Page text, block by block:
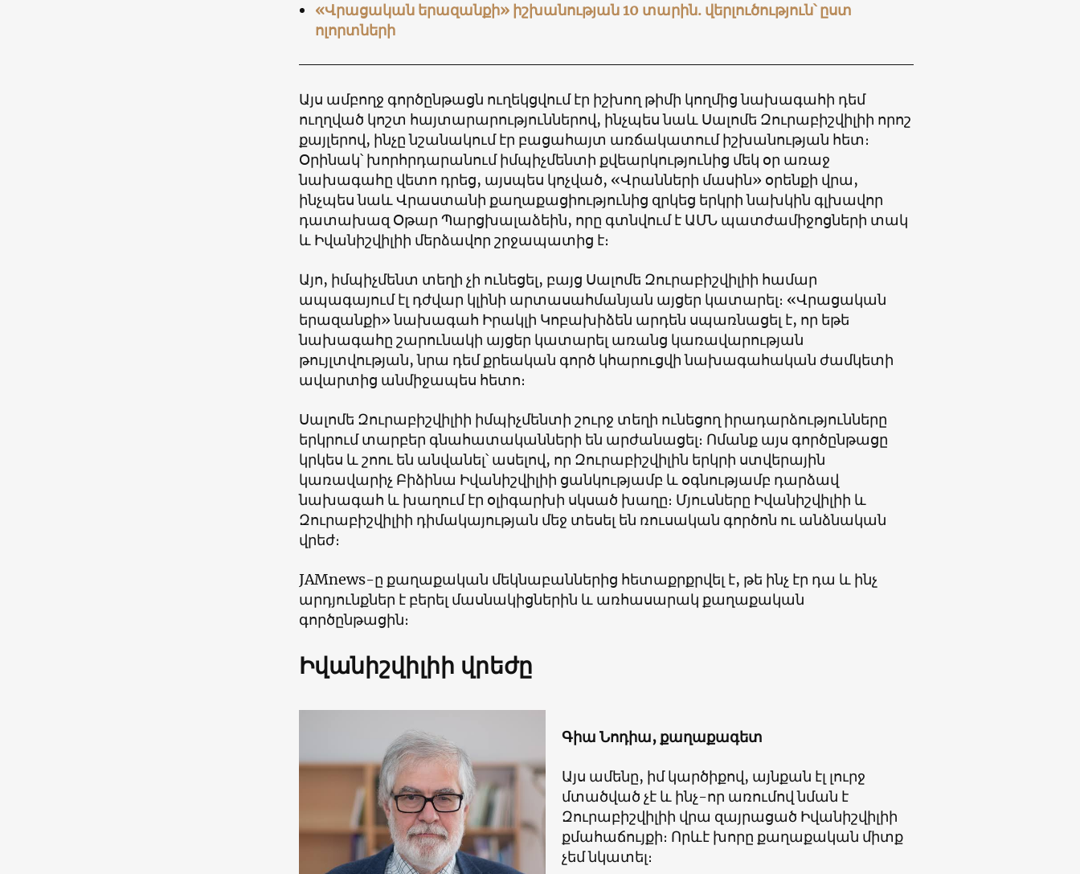
«Վրացական երազանքի» իշխանության 10 տարին. ​​վերլուծություն՝ ըստ
ոլորտների
Այս ամբողջ գործընթացն ուղեկցվում էր իշխող թիմի կողմից նախագահի դեմ
ուղղված կոշտ հայտարարություններով, ինչպես նաև Սալոմե Զուրաբիշվիլիի որոշ
քայլերով, ինչը նշանակում էր բացահայտ առճակատում իշխանության հետ։
Օրինակ՝ խորհրդարանում իմպիչմենտի քվեարկությունից մեկ օր առաջ
նախագահը վետո դրեց, այսպես կոչված, «Վրանների մասին» օրենքի վրա,
ինչպես նաև Վրաստանի քաղաքացիությունից զրկեց երկրի նախկին գլխավոր
դատախազ Օթար Պարցխալաձեին, որը գտնվում է ԱՄՆ պատժամիջոցների տակ
և Իվանիշվիլիի մերձավոր շրջապատից է։
Այո, իմպիչմենտ տեղի չի ունեցել, բայց Սալոմե Զուրաբիշվիլիի համար
ապագայում էլ դժվար կլինի արտասահմանյան այցեր կատարել։ «Վրացական
երազանքի» նախագահ Իրակլի Կոբախիձեն արդեն սպառնացել է, որ եթե
նախագահը շարունակի այցեր կատարել առանց կառավարության
թույլտվության, նրա դեմ քրեական գործ կհարուցվի նախագահական ժամկետի
ավարտից անմիջապես հետո։
Սալոմե Զուրաբիշվիլիի իմպիչմենտի շուրջ տեղի ունեցող իրադարձությունները
երկրում տարբեր գնահատականների են արժանացել։ Ոմանք այս գործընթացը
կրկես և շոու են անվանել՝ ասելով, որ Զուրաբիշվիլին երկրի ստվերային
կառավարիչ Բիձինա Իվանիշվիլիի ցանկությամբ և օգնությամբ դարձավ
նախագահ և խաղում էր օլիգարխի սկսած խաղը։ Մյուսները Իվանիշվիլիի և
Զուրաբիշվիլիի դիմակայության մեջ տեսել են ռուսական գործոն ու անձնական
վրեժ։
JAMnews-ը քաղաքական մեկնաբաններից հետաքրքրվել է, թե ինչ էր դա և ինչ
արդյունքներ է բերել մասնակիցներին և առհասարակ քաղաքական
գործընթացին։
Իվանիշվիլիի վրեժը
Գիա Նոդիա, քաղաքագետ
Այս ամենը, իմ կարծիքով, այնքան էլ լուրջ
մտածված չէ և ինչ-որ առումով նման է
Զուրաբիշվիլիի վրա զայրացած Իվանիշվիլիի
քմահաճույքի։ Որևէ խորը քաղաքական միտք
չեմ նկատել։